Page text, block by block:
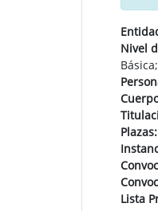
Nivel
Plazas:
Lista